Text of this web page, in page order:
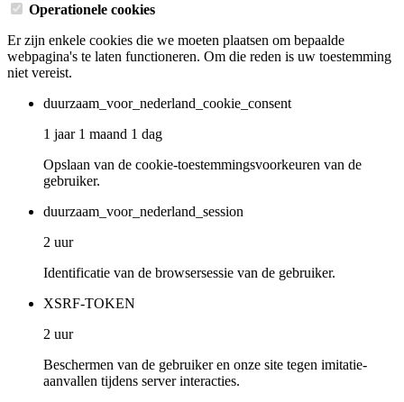
Operationele cookies
Er zijn enkele cookies die we moeten plaatsen om bepaalde
webpagina's te laten functioneren. Om die reden is uw toestemming
niet vereist.
duurzaam_voor_nederland_cookie_consent
1 jaar 1 maand 1 dag
Opslaan van de cookie-toestemmingsvoorkeuren van de
gebruiker.
duurzaam_voor_nederland_session
2 uur
Identificatie van de browsersessie van de gebruiker.
XSRF-TOKEN
2 uur
Beschermen van de gebruiker en onze site tegen imitatie-
aanvallen tijdens server interacties.